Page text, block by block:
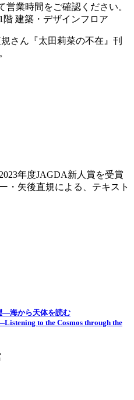
営業時間をご確認ください。
建築・デザインフロア
さん『太田莉菜の不在』刊
年度JAGDA新人賞を受賞
・矢後直規による、テキスト
海から天体を読む
to the Cosmos through the